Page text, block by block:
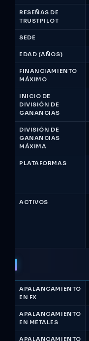
de
firmas
de
(Agosto
RESEÑAS DE
TRUSTPILOT
SEDE
EDAD (AÑOS)
FINANCIAMIENTO
MÁXIMO
INICIO DE
DIVISIÓN DE
GANANCIAS
DIVISIÓN DE
GANANCIAS
MÁXIMA
PLATAFORMAS
ACTIVOS
APALANCAMIENTO
EN FX
APALANCAMIENTO
EN METALES
APALANCAMIENTO